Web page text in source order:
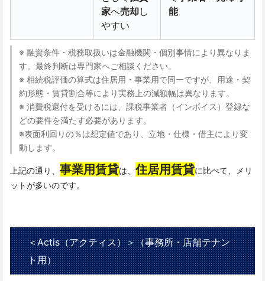
家へ売却し
やすい
能
※ 融資条件・税務取扱いは金融機関・個別事情により異なりま
す。最終判断は専門家へご相談ください。
※ 相続税評価の算式は住居用・事業用で同一ですが、用途・契
約形態・賃貸割合等により実務上の減額幅は異なります。
※ 消費税還付を受けるには、課税事業者（インボイス）登録な
どの要件を満たす必要があります。
※表面利回りの％は想定値であり、立地・仕様・借主により変
動します。
上記の通り、 事業用賃貸は、住居用賃貸に比べて、メリ
ットが多いのです。
＜Actis（アクティス）＞（事務所・店舗テナン
ト用）